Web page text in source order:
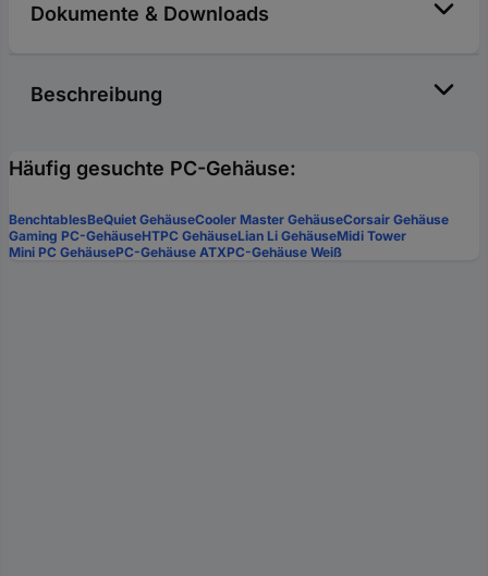
Dokumente & Downloads
Beschreibung
Häufig gesuchte PC-Gehäuse:
BenchtablesBeQuiet GehäuseCooler Master GehäuseCorsair Gehäuse
Gaming PC-GehäuseHTPC GehäuseLian Li GehäuseMidi Tower
Mini PC GehäusePC-Gehäuse ATXPC-Gehäuse Weiß